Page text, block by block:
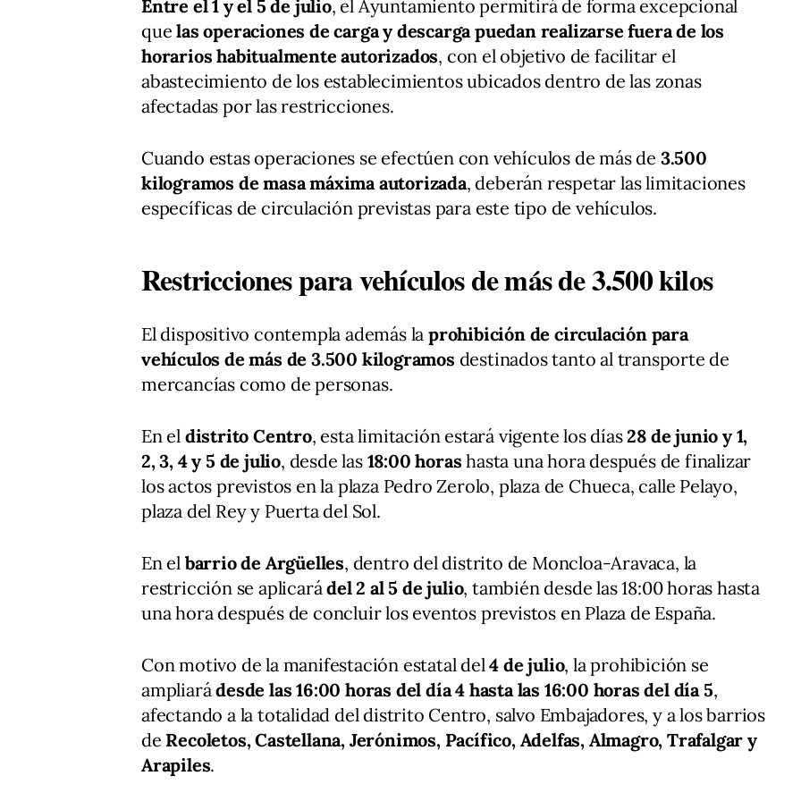
Entre el 1 y el 5 de julio, el Ayuntamiento permitirá de forma excepcional
quelas operaciones de carga y descarga puedan realizarse fuera de los
horarios habitualmente autorizados, con el objetivo de facilitar el
abastecimiento de los establecimientos ubicados dentro de las zonas
afectadas por las restricciones.
Cuando estas operaciones se efectúen con vehículos de más de 3.500
kilogramos de masa máxima autorizada, deberán respetar las limitaciones
específicas de circulación previstas para este tipo de vehículos.
Restricciones para vehículos de más de 3.500 kilos
El dispositivo contempla además la prohibición de circulación para
vehículos de más de 3.500 kilogramos destinados tanto al transporte de
mercancías como de personas.
En el distrito Centro, esta limitación estará vigente los días28 de junio y 1,
2, 3, 4 y 5 de julio, desde las 18:00 horas hasta una hora después de finalizar
los actos previstos en la plaza Pedro Zerolo, plaza de Chueca, calle Pelayo,
plaza del Rey y Puerta del Sol.
En el barrio de Argüelles, dentro del distrito de Moncloa-Aravaca, la
restricción se aplicarádel 2 al 5 de julio, también desde las 18:00 horas hasta
una hora después de concluir los eventos previstos en Plaza de España.
Con motivo de la manifestación estatal del4 de julio, la prohibición se
ampliarádesde las 16:00 horas del día 4 hasta las 16:00 horas del día 5,
afectando a la totalidad del distrito Centro, salvo Embajadores, y a los barrios
de Recoletos, Castellana, Jerónimos, Pacífico, Adelfas, Almagro, Trafalgar y
Arapiles.